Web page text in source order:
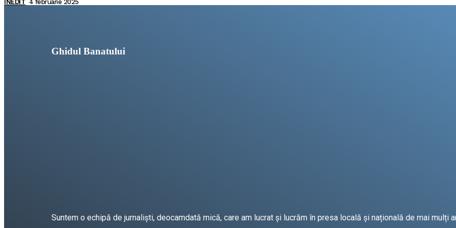
INEDIT 4 februarie 2025
Ghidul Banatului
Suntem o echipă de jurnaliști, deocamdată mică, care am lucrat și lucrăm în presa locală și națională de mai mulți